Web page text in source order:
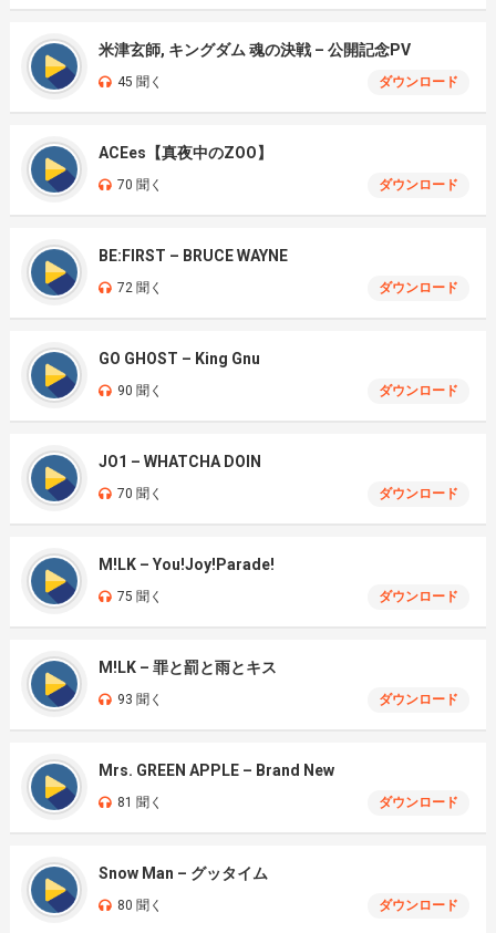
米津玄師, キングダム 魂の決戦 – 公開記念PV
45 聞く ダウンロード
ACEes【真夜中のZOO】
70 聞く ダウンロード
BE:FIRST – BRUCE WAYNE
72 聞く ダウンロード
GO GHOST – King Gnu
90 聞く ダウンロード
JO1 – WHATCHA DOIN
70 聞く ダウンロード
M!LK – You!Joy!Parade!
75 聞く ダウンロード
M!LK – 罪と罰と雨とキス
93 聞く ダウンロード
Mrs. GREEN APPLE – Brand New
81 聞く ダウンロード
Snow Man – グッタイム
80 聞く ダウンロード